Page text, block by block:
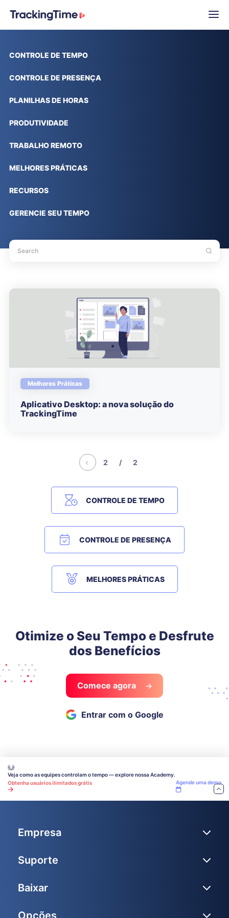
CONTROLE DE TEMPO
CONTROLE DE PRESENÇA
PLANILHAS DE HORAS
PRODUTIVIDADE
TRABALHO REMOTO
MELHORES PRÁTICAS
RECURSOS
GERENCIE SEU TEMPO
Melhores Práticas
Aplicativo Desktop: a nova solução do
TrackingTime
2 / 2
CONTROLE DE TEMPO
CONTROLE DE PRESENÇA
MELHORES PRÁTICAS
Otimize o Seu Tempo e Desfrute
dos Benefícios
Comece agora
Entrar com o Google
Veja como as equipes controlam o tempo — explore nossa Academy.
Obtenha usuários ilimitados grátis
Agende uma demo
Empresa
Suporte
Baixar
Opções